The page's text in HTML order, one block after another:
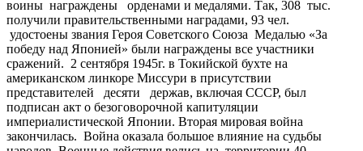
воины награждены орденами и медалями. Так, 308 тыс.
получили правительственными наградами, 93 чел.
удостоены звания Героя Советского Союза Медалью «За
победу над Японией» были награждены все участники
сражений. 2 сентября 1945г. в Токийской бухте на
американском линкоре Миссури в присутствии
представителей десяти держав, включая СССР, был
подписан акт о безоговорочной капитуляции
империалистической Японии. Вторая мировая война
закончилась. Война оказала большое влияние на судьбы